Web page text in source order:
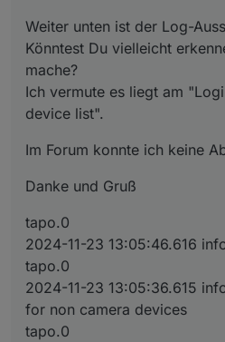
2024-11-23 13:05:36.416
please enter MFA in the
Weiter unten ist der Log-
Könntest Du vielleicht
mache?
Ich vermute es liegt am
device list".
Im Forum konnte ich keine
Danke und Gruß
tapo.0
2024-11-23 13:05:46.616
tapo.0
2024-11-23 13:05:36.615
for non camera devices
tapo.0